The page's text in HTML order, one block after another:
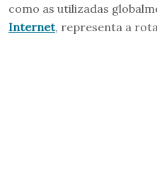
como as utilizadas
Internet, representa a